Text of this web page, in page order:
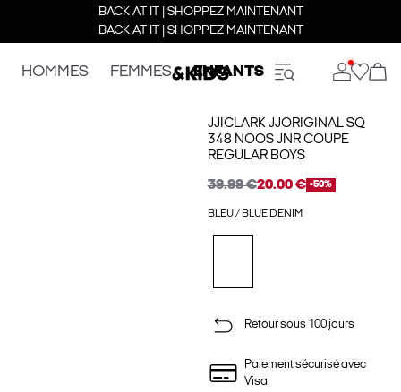
BACK AT IT | SHOPPEZ MAINTENANT
BACK AT IT | SHOPPEZ MAINTENANT
HOMMES FEMMES ENFANTS
JJICLARK JJORIGINAL SQ
348 NOOS JNR COUPE
REGULAR BOYS
39.99 €20.00 € -50%
BLEU / BLUE DENIM
Retour sous 100 jours
Paiement sécurisé avec
Visa